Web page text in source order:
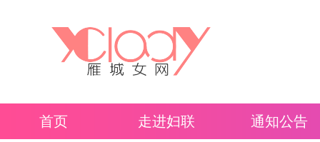
首页 走进妇联 通知公告